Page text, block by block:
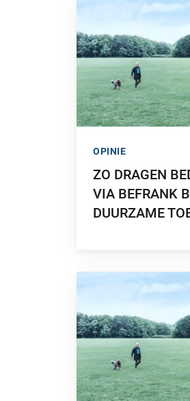
ZO DRAGEN
VIA BEFRANK
DUURZAME
OPINIE
GA NAAR “NIEUW IN